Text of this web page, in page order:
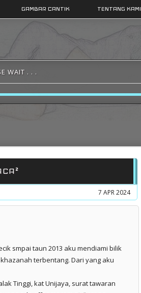
GAMBAR CANTIK TENTANG KAMI
WAIT . . .
7 APR 2024
smpai taun 2013 aku mendiami bilik
terbentang. Dari yang aku
Tinggi, kat Unijaya, surat tawaran